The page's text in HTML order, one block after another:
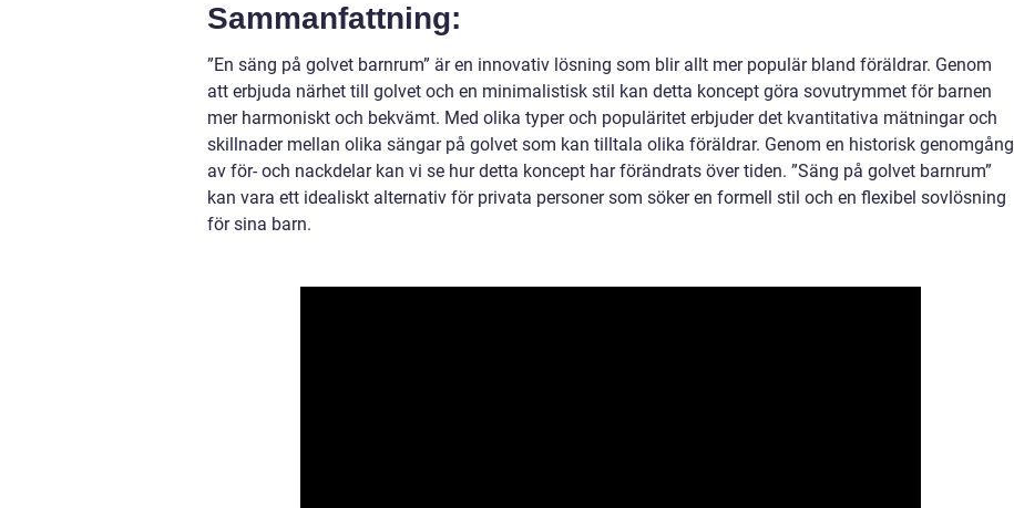
Sammanfattning:
”En säng på golvet barnrum” är en innovativ lösning som blir allt mer populär bland föräldrar. Genom
att erbjuda närhet till golvet och en minimalistisk stil kan detta koncept göra sovutrymmet för barnen
mer harmoniskt och bekvämt. Med olika typer och populäritet erbjuder det kvantitativa mätningar och
skillnader mellan olika sängar på golvet som kan tilltala olika föräldrar. Genom en historisk genomgång
av för- och nackdelar kan vi se hur detta koncept har förändrats över tiden. ”Säng på golvet barnrum”
kan vara ett idealiskt alternativ för privata personer som söker en formell stil och en flexibel sovlösning
för sina barn.